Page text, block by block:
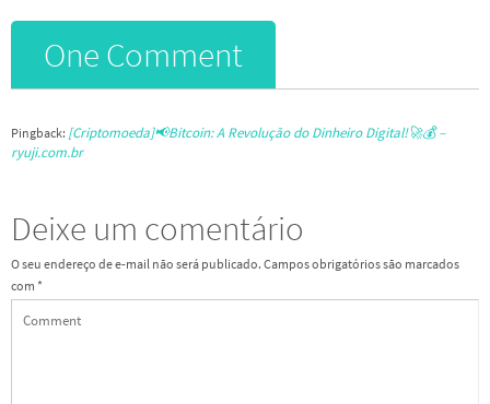
One Comment
Pingback: [Criptomoeda]📢Bitcoin: A Revolução do Dinheiro Digital!🚀💰 –
ryuji.com.br
Deixe um comentário
O seu endereço de e-mail não será publicado. Campos obrigatórios são marcados
com *